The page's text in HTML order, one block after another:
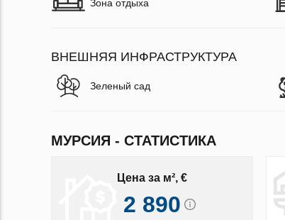
Зона отдыха
ВНЕШНЯЯ ИНФРАСТРУКТУРА
Зеленый сад
МУРСИЯ - СТАТИСТИКА
Цена за м², €
2 890